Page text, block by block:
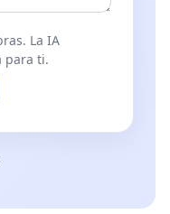
La IA
para ti.